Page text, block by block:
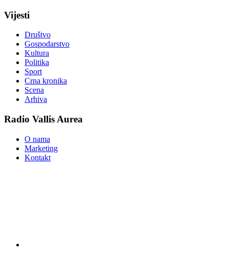
Vijesti
Društvo
Gospodarstvo
Kultura
Politika
Sport
Crna kronika
Scena
Arhiva
Radio Vallis Aurea
O nama
Marketing
Kontakt